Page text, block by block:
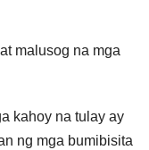
malusog na mga
kahoy na tulay ay
ng mga bumibisita